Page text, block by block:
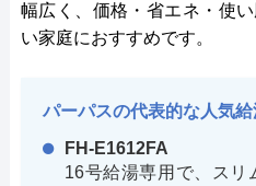
幅広く、価格・省エネ・使
い家庭におすすめです。
パーパスの代表的な人気
FH-E1612FA
16号給湯専用で、スリ